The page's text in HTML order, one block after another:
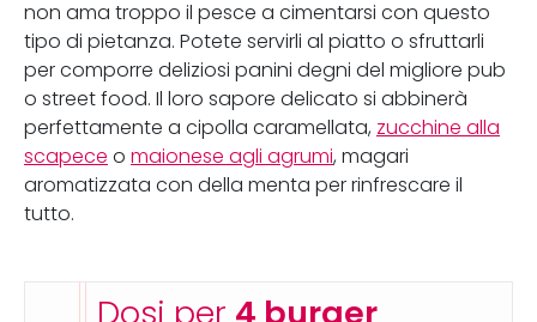
non ama troppo il pesce a cimentarsi con questo
tipo di pietanza. Potete servirli al piatto o sfruttarli
per comporre deliziosi panini degni del migliore pub
o street food. Il loro sapore delicato si abbinerà
perfettamente a cipolla caramellata, zucchine alla
scapece o maionese agli agrumi, magari
aromatizzata con della menta per rinfrescare il
tutto.
Dosi per 4 burger